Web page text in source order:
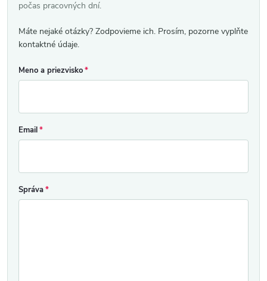
počas pracovných dní.
Máte nejaké otázky? Zodpovieme ich. Prosím, pozorne vyplňte
kontaktné údaje.
Meno a priezvisko
Email
Správa